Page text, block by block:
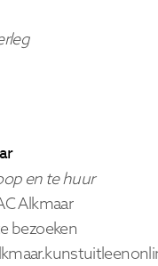
en te huur
Alkmaar
bezoeken